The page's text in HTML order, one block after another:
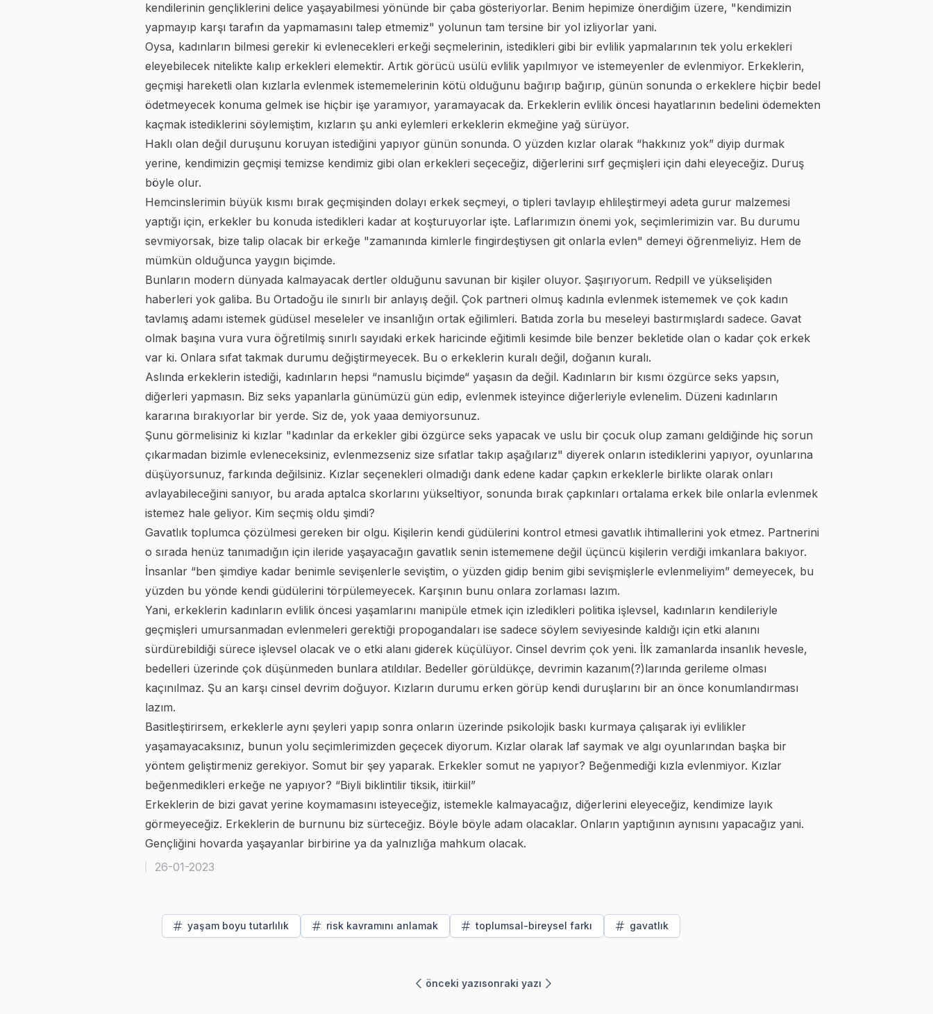
kendilerinin gençliklerini delice yaşayabilmesi yönünde bir çaba gösteriyorlar. Benim hepimize önerdiğim üzere, "kendimizin
yapmayıp karşı tarafın da yapmamasını talep etmemiz" yolunun tam tersine bir yol izliyorlar yani.
Oysa, kadınların bilmesi gerekir ki evlenecekleri erkeği seçmelerinin, istedikleri gibi bir evlilik yapmalarının tek yolu erkekleri
eleyebilecek nitelikte kalıp erkekleri elemektir. Artık görücü usülü evlilik yapılmıyor ve istemeyenler de evlenmiyor. Erkeklerin,
geçmişi hareketli olan kızlarla evlenmek istememelerinin kötü olduğunu bağırıp bağırıp, günün sonunda o erkeklere hiçbir bedel
ödetmeyecek konuma gelmek ise hiçbir işe yaramıyor, yaramayacak da. Erkeklerin evlilik öncesi hayatlarının bedelini ödemekten
kaçmak istediklerini söylemiştim, kızların şu anki eylemleri erkeklerin ekmeğine yağ sürüyor.
Haklı olan değil duruşunu koruyan istediğini yapıyor günün sonunda. O yüzden kızlar olarak “hakkınız yok” diyip durmak
yerine, kendimizin geçmişi temizse kendimiz gibi olan erkekleri seçeceğiz, diğerlerini sırf geçmişleri için dahi eleyeceğiz. Duruş
böyle olur.
Hemcinslerimin büyük kısmı bırak geçmişinden dolayı erkek seçmeyi, o tipleri tavlayıp ehlileştirmeyi adeta gurur malzemesi
yaptığı için, erkekler bu konuda istedikleri kadar at koşturuyorlar işte. Laflarımızın önemi yok, seçimlerimizin var. Bu durumu
sevmiyorsak, bize talip olacak bir erkeğe "zamanında kimlerle fingirdeştiysen git onlarla evlen" demeyi öğrenmeliyiz. Hem de
mümkün olduğunca yaygın biçimde.
Bunların modern dünyada kalmayacak dertler olduğunu savunan bir kişiler oluyor. Şaşırıyorum. Redpill ve yükselişiden
haberleri yok galiba. Bu Ortadoğu ile sınırlı bir anlayış değil. Çok partneri olmuş kadınla evlenmek istememek ve çok kadın
tavlamış adamı istemek güdüsel meseleler ve insanlığın ortak eğilimleri. Batıda zorla bu meseleyi bastırmışlardı sadece. Gavat
olmak başına vura vura öğretilmiş sınırlı sayıdaki erkek haricinde eğitimli kesimde bile benzer bekletide olan o kadar çok erkek
var ki. Onlara sıfat takmak durumu değiştirmeyecek. Bu o erkeklerin kuralı değil, doğanın kuralı.
Aslında erkeklerin istediği, kadınların hepsi “namuslu biçimde“ yaşasın da değil. Kadınların bir kısmı özgürce seks yapsın,
diğerleri yapmasın. Biz seks yapanlarla günümüzü gün edip, evlenmek isteyince diğerleriyle evlenelim. Düzeni kadınların
kararına bırakıyorlar bir yerde. Siz de, yok yaaa demiyorsunuz.
Şunu görmelisiniz ki kızlar "kadınlar da erkekler gibi özgürce seks yapacak ve uslu bir çocuk olup zamanı geldiğinde hiç sorun
çıkarmadan bizimle evleneceksiniz, evlenmezseniz size sıfatlar takıp aşağılarız" diyerek onların istediklerini yapıyor, oyunlarına
düşüyorsunuz, farkında değilsiniz. Kızlar seçenekleri olmadığı dank edene kadar çapkın erkeklerle birlikte olarak onları
avlayabileceğini sanıyor, bu arada aptalca skorlarını yükseltiyor, sonunda bırak çapkınları ortalama erkek bile onlarla evlenmek
istemez hale geliyor. Kim seçmiş oldu şimdi?
Gavatlık toplumca çözülmesi gereken bir olgu. Kişilerin kendi güdülerini kontrol etmesi gavatlık ihtimallerini yok etmez. Partnerini
o sırada henüz tanımadığın için ileride yaşayacağın gavatlık senin istememene değil üçüncü kişilerin verdiği imkanlara bakıyor.
İnsanlar “ben şimdiye kadar benimle sevişenlerle seviştim, o yüzden gidip benim gibi sevişmişlerle evlenmeliyim” demeyecek, bu
yüzden bu yönde kendi güdülerini törpülemeyecek. Karşının bunu onlara zorlaması lazım.
Yani, erkeklerin kadınların evlilik öncesi yaşamlarını manipüle etmek için izledikleri politika işlevsel, kadınların kendileriyle
geçmişleri umursanmadan evlenmeleri gerektiği propogandaları ise sadece söylem seviyesinde kaldığı için etki alanını
sürdürebildiği sürece işlevsel olacak ve o etki alanı giderek küçülüyor. Cinsel devrim çok yeni. İlk zamanlarda insanlık hevesle,
bedelleri üzerinde çok düşünmeden bunlara atıldılar. Bedeller görüldükçe, devrimin kazanım(?)larında gerileme olması
kaçınılmaz. Şu an karşı cinsel devrim doğuyor. Kızların durumu erken görüp kendi duruşlarını bir an önce konumlandırması
lazım.
Basitleştirirsem, erkeklerle aynı şeyleri yapıp sonra onların üzerinde psikolojik baskı kurmaya çalışarak iyi evlilikler
yaşamayacaksınız, bunun yolu seçimlerimizden geçecek diyorum. Kızlar olarak laf saymak ve algı oyunlarından başka bir
yöntem geliştirmeniz gerekiyor. Somut bir şey yaparak. Erkekler somut ne yapıyor? Beğenmediği kızla evlenmiyor. Kızlar
beğenmedikleri erkeğe ne yapıyor? “Biyli biklintilir tiksik, itiirkiil”
Erkeklerin de bizi gavat yerine koymamasını isteyeceğiz, istemekle kalmayacağız, diğerlerini eleyeceğiz, kendimize layık
görmeyeceğiz. Erkeklerin de burnunu biz sürteceğiz. Böyle böyle adam olacaklar. Onların yaptığının aynısını yapacağız yani.
Gençliğini hovarda yaşayanlar birbirine ya da yalnızlığa mahkum olacak.
26-01-2023
yaşam boyu tutarlılık risk kavramını anlamak toplumsal-bireysel farkı gavatlık
önceki yazısonraki yazı